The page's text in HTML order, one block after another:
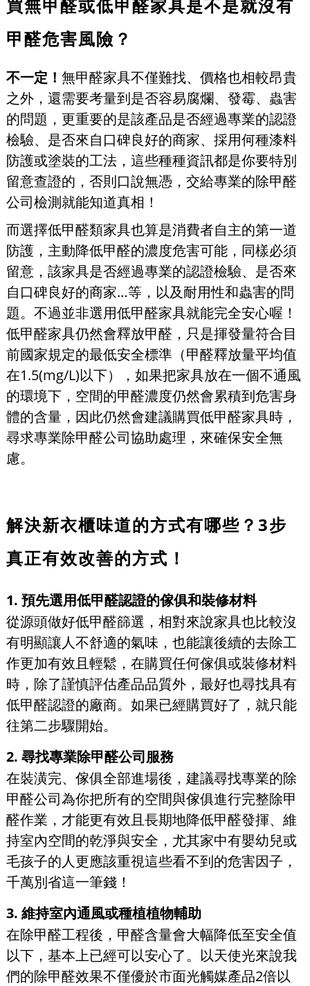
買無甲醛或低甲醛家具是不是就沒有
甲醛危害風險？
不一定！ 無甲醛家具不僅難找、價格也相較昂貴
之外，還需要考量到是否容易腐爛、發霉、蟲害
的問題，更重要的是該產品是否經過專業的認證
檢驗、是否來自口碑良好的商家、採用何種漆料
防護或塗裝的工法，這些種種資訊都是你要特別
留意查證的，否則口說無憑，交給專業的除甲醛
公司檢測就能知道真相！
而選擇低甲醛類家具也算是消費者自主的第一道
防護，主動降低甲醛的濃度危害可能，同樣必須
留意，該家具是否經過專業的認證檢驗、是否來
自口碑良好的商家…等，以及耐用性和蟲害的問
題。不過並非選用低甲醛家具就能完全安心喔！
低甲醛家具仍然會釋放甲醛，只是揮發量符合目
前國家規定的最低安全標準（甲醛釋放量平均值
在1.5(mg/L)以下），如果把家具放在一個不通風
的環境下，空間的甲醛濃度仍然會累積到危害身
體的含量，因此仍然會建議購買低甲醛家具時，
尋求專業除甲醛公司協助處理，來確保安全無
慮。
解決新衣櫃味道的方式有哪些？3步
真正有效改善的方式！
1. 預先選用低甲醛認證的傢俱和裝修材料
從源頭做好低甲醛篩選，相對來說家具也比較沒
有明顯讓人不舒適的氣味，也能讓後續的去除工
作更加有效且輕鬆，在購買任何傢俱或裝修材料
時，除了謹慎評估產品品質外，最好也尋找具有
低甲醛認證的廠商。如果已經購買好了，就只能
往第二步驟開始。
2. 尋找專業除甲醛公司服務
在裝潢完、傢俱全部進場後，建議尋找專業的除
甲醛公司為你把所有的空間與傢俱進行完整除甲
醛作業，才能更有效且長期地降低甲醛發揮、維
持室內空間的乾淨與安全，尤其家中有嬰幼兒或
毛孩子的人更應該重視這些看不到的危害因子，
千萬別省這一筆錢！
3. 維持室內通風或種植植物輔助
在除甲醛工程後，甲醛含量會大幅降低至安全值
以下，基本上已經可以安心了。以天使光來說我
們的除甲醛效果不僅優於市面光觸媒產品2倍以